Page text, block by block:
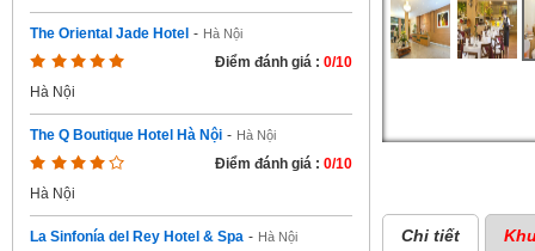
The Oriental Jade Hotel - Hà Nội
Điểm đánh giá : 0/10
Hà Nội
The Q Boutique Hotel Hà Nội - Hà Nội
Điểm đánh giá : 0/10
Hà Nội
La Sinfonía del Rey Hotel & Spa - Hà Nội Chi tiết